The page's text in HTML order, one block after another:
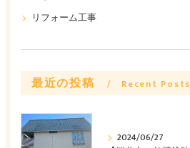
リフォーム工事
最近の投稿 Recent Posts
2024/06/27